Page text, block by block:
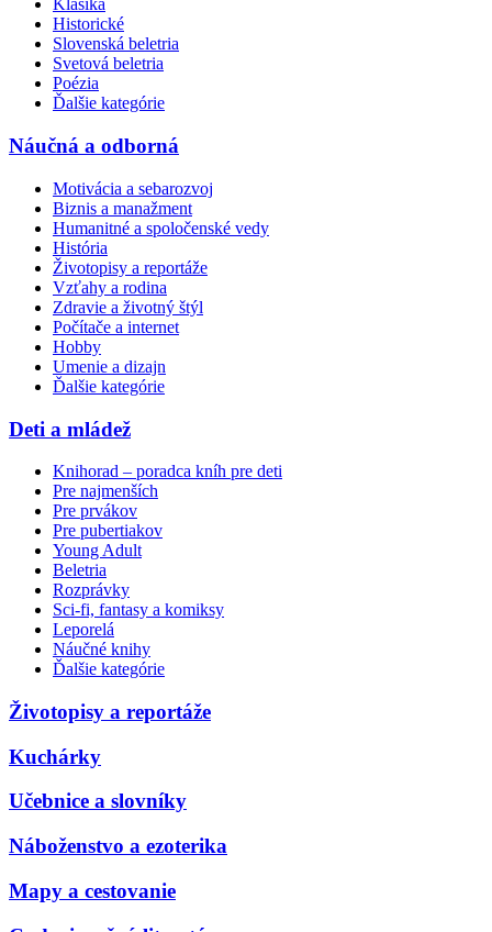
Klasika
Historické
Slovenská beletria
Svetová beletria
Poézia
Ďalšie kategórie
Náučná a odborná
Motivácia a sebarozvoj
Biznis a manažment
Humanitné a spoločenské vedy
História
Životopisy a reportáže
Vzťahy a rodina
Zdravie a životný štýl
Počítače a internet
Hobby
Umenie a dizajn
Ďalšie kategórie
Deti a mládež
Knihorad – poradca kníh pre deti
Pre najmenších
Pre prvákov
Pre pubertiakov
Young Adult
Beletria
Rozprávky
Sci-fi, fantasy a komiksy
Leporelá
Náučné knihy
Ďalšie kategórie
Životopisy a reportáže
Kuchárky
Učebnice a slovníky
Náboženstvo a ezoterika
Mapy a cestovanie